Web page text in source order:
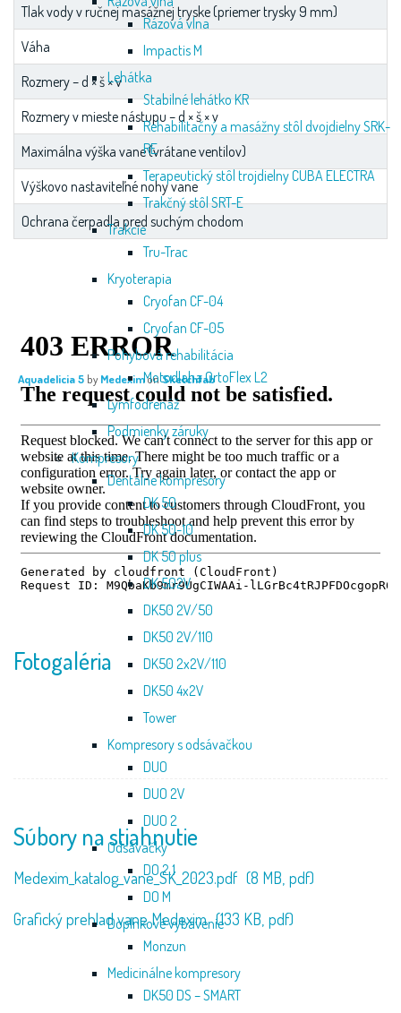
Rázová vlna
Impactis M
Lehátka
Stabilné lehátko KR
Rehabilitačný a masážny stôl dvojdielny SRK-
RE
Terapeutický stôl trojdielny CUBA ELECTRA
Trakčný stôl SRT-E
Trakcie
Tru-Trac
Kryoterapia
Cryofan CF-04
Cryofan CF-05
Pohybová rehabilitácia
Motodlaha OrtoFlex L2
Lymfodrenáž
Podmienky záruky
Kompresory
Dentálne kompresory
DK 50
DK 50-10
DK 50 plus
DK 502V
DK50 2V/50
DK50 2V/110
DK50 2x2V/110
DK50 4x2V
Tower
Kompresory s odsávačkou
DUO
DUO 2V
DUO 2
Odsávačky
DO 2.1
DO M
Doplnkové vybavenie
Monzun
Medicinálne kompresory
DK50 DS – SMART
Tlak vody v ručnej masážnej tryske (priemer trysky 9 mm)
Váha
Rozmery – d × š × v
Rozmery v mieste nástupu – d × š × v
Maximálna výška vane (vrátane ventilov)
Výškovo nastaviteľné nohy vane
Ochrana čerpadla pred suchým chodom
Aquadelicia 5 byMedeximonSketchfab
Fotogaléria
Súbory na stiahnutie
Medexim_katalog_vane_SK_2023.pdf (8 MB, pdf)
Grafický prehlad vane Medexim (133 KB, pdf)